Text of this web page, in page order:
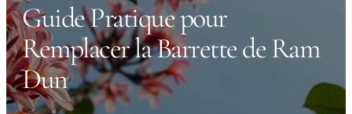
Guide Pratique pour
Remplacer la Barrette de Ram
Dun